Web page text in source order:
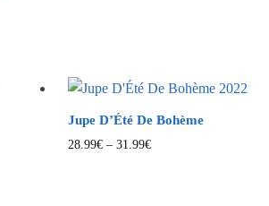
Jupe D’Été De Bohème
28.99€ –31.99€